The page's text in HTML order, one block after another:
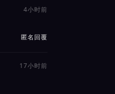
4小时前
匿名回覆
17小时前